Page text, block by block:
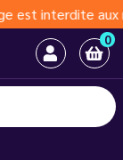
aux moins
0